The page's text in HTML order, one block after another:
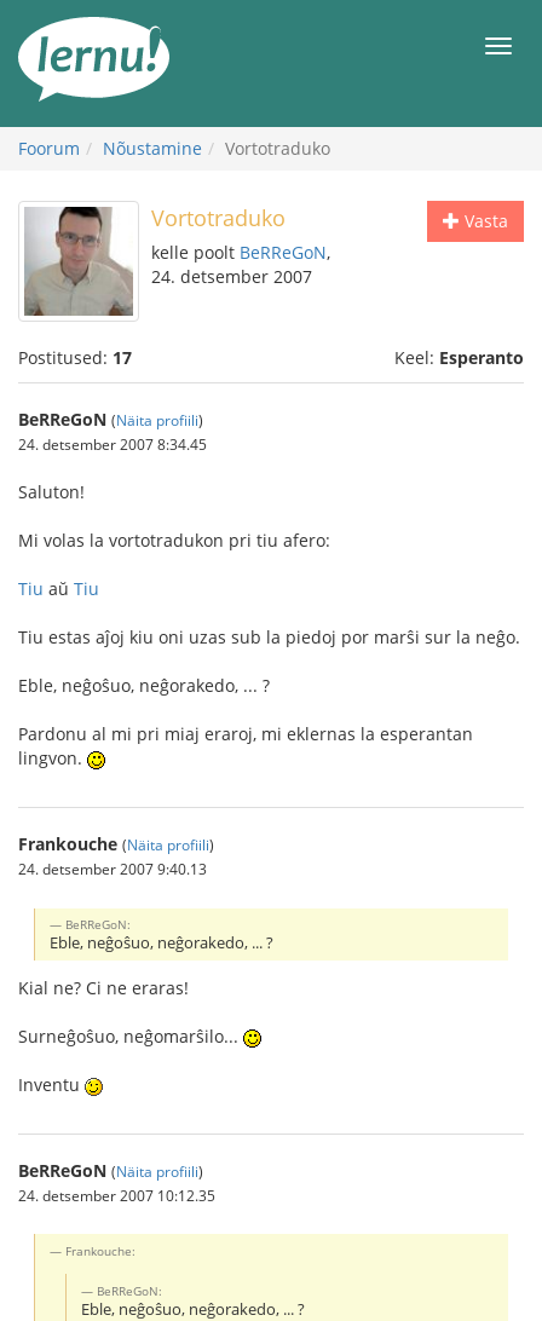
juurde
Foorum Nõustamine Vortotraduko
Vasta
Vortotraduko
kelle poolt BeRReGoN,
24. detsember 2007
Postitused: 17 Keel: Esperanto
BeRReGoN (Näita profiili)
24. detsember 2007 8:34.45
Saluton!
Mi volas la vortotradukon pri tiu afero:
Tiu aŭ Tiu
Tiu estas aĵoj kiu oni uzas sub la piedoj por marŝi sur la neĝo.
Eble, neĝoŝuo, neĝorakedo, ... ?
Pardonu al mi pri miaj eraroj, mi eklernas la esperantan
lingvon.
Frankouche (Näita profiili)
24. detsember 2007 9:40.13
BeRReGoN:
Eble, neĝoŝuo, neĝorakedo, ... ?
Kial ne? Ci ne eraras!
Surneĝoŝuo, neĝomarŝilo...
Inventu
BeRReGoN (Näita profiili)
24. detsember 2007 10:12.35
Frankouche:
BeRReGoN:
Eble, neĝoŝuo, neĝorakedo, ... ?